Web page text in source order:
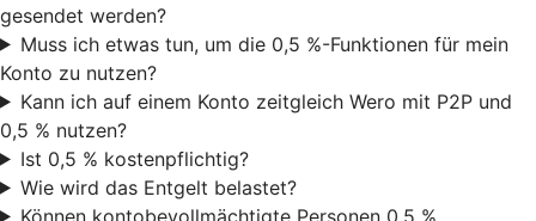
gesendet werden?
Muss ich etwas tun, um die 0,5 %-Funktionen für mein
Konto zu nutzen?
Kann ich auf einem Konto zeitgleich Wero mit P2P und
0,5 % nutzen?
Ist 0,5 % kostenpflichtig?
Wie wird das Entgelt belastet?
Können kontobevollmächtigte Personen 0,5 %